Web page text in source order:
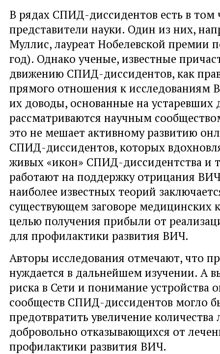
В рядах СПИД-диссидентов есть в том
представители науки. Один из них,
Муллис, лауреат Нобелевской премии
год). Однако ученые, известные
движению СПИД-диссидентов, как
прямого отношения к исследованиям
их доводы, основанные на устаревших
рассматриваются научным
это не мешает активному развитию
СПИД-диссидентов, которых
живых «икон» СПИД-диссидентства и
работают на поддержку отрицания
наиболее известных теорий
существующем заговоре медицинских
целью получения прибыли от
для профилактики развития ВИЧ.
Авторы исследования отмечают, что
нуждается в дальнейшем изучении. А
риска в Сети и понимание устройства
сообществ СПИД-диссидентов могло
предотвратить увеличение количества
добровольно отказывающихся от
профилактики развития ВИЧ.